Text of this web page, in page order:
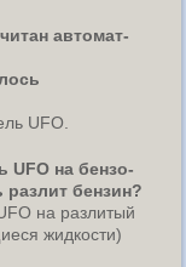
автомат-
UFO.
UFO на бензо-
разлит бензин?
на разлитый
жидкости)